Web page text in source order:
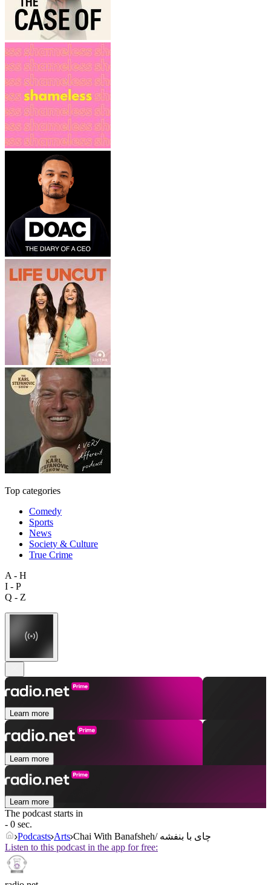
Top categories
Comedy
Sports
News
Society & Culture
True Crime
A - H
I - P
Q - Z
Learn more
Learn more
Learn more
The podcast starts in
- 0 sec.
Podcasts Arts
Chai With Banafsheh/ چای با بنفشه
Listen to this podcast in the app for free: